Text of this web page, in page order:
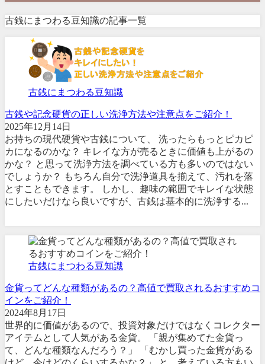
古銭にまつわる豆知識の記事一覧
古銭にまつわる豆知識
古銭や記念硬貨の正しい洗浄方法や注意点をご紹介！
2025年12月14日
お持ちの現代硬貨や古銭について、 洗ったらもっとピカピ
カになるのかな？ キレイな方が売るときに価値も上がるの
かな？ と思って洗浄方法を調べている方も多いのではない
でしょうか？ もちろん自分で洗浄道具を揃えて、汚れを落
とすこともできます。 しかし、趣味の範囲でキレイな状態
にしたいだけなら良いですが、古銭は基本的に洗浄する...
古銭にまつわる豆知識
金貨ってどんな種類があるの？高値で買取されるおすすめコ
インをご紹介！
2024年8月17日
世界的に価値があるので、投資対象だけではなくコレクター
アイテムとして人気がある金貨。 「親が集めてた金貨っ
て、どんな種類なんだろう？」 「むかし買った金貨がある